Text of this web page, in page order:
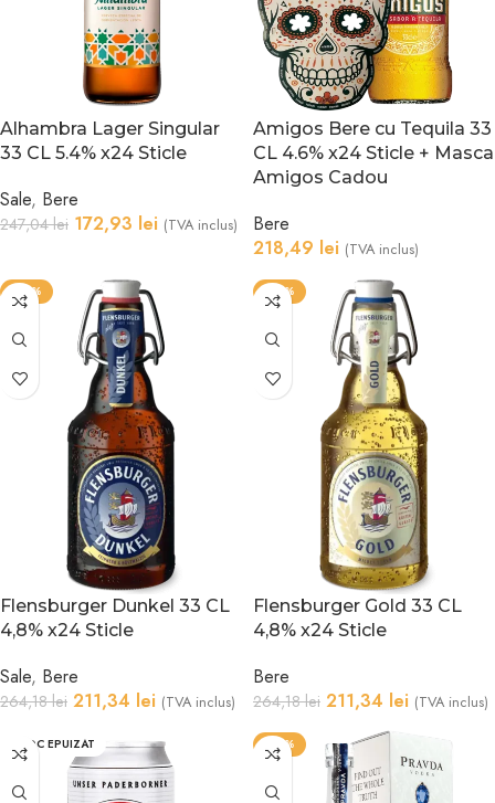
Alhambra Lager Singular
33 CL 5.4% x24 Sticle
Sale, Bere
247,04lei 172,93 lei (TVA inclus)
Amigos Bere cu Tequila 33
CL 4.6% x24 Sticle + Masca
Amigos Cadou
Bere
218,49 lei (TVA inclus)
-20%
Flensburger Dunkel 33 CL
4,8% x24 Sticle
Sale, Bere
264,18lei 211,34 lei (TVA inclus)
-20%
Flensburger Gold 33 CL
4,8% x24 Sticle
Bere
264,18lei 211,34 lei (TVA inclus)
STOC EPUIZAT -22%